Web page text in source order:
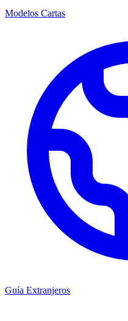
Modelos Cartas
Guía Extranjeros